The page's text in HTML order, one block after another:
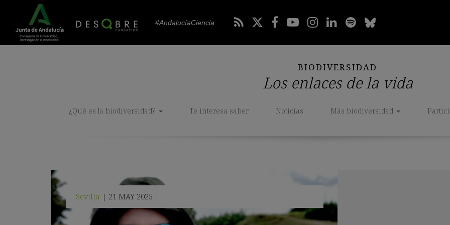
#AndalucíaCiencia
BIODIVERSIDAD
Los enlaces de la vida
¿Qué es la biodiversidad? Te interesa saber Noticias Más biodiversidad
Sevilla | 21 MAY 2025